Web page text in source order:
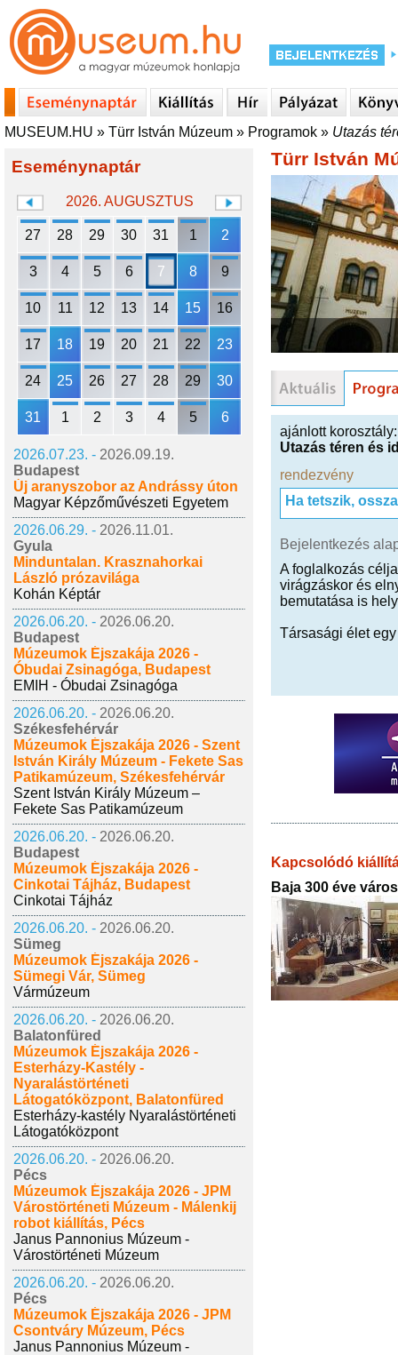
MUSEUM.HU » Türr István Múzeum » Programok » Utazás
Eseménynaptár
2026. AUGUSZTUS
27 28 29 30 31 1 2
3 4 5 6 7 8 9
10 11 12 13 14 15 16
17 18 19 20 21 22 23
24 25 26 27 28 29 30
31 1 2 3 4 5 6
2026.07.23. - 2026.09.19.
Budapest
Új aranyszobor az Andrássy úton
Magyar Képzőművészeti Egyetem
2026.06.29. - 2026.11.01.
Gyula
Minduntalan. Krasznahorkai
László prózavilága
Kohán Képtár
2026.06.20. - 2026.06.20.
Budapest
Múzeumok Éjszakája 2026 -
Óbudai Zsinagóga, Budapest
EMIH - Óbudai Zsinagóga
2026.06.20. - 2026.06.20.
Székesfehérvár
Múzeumok Éjszakája 2026 - Szent
István Király Múzeum - Fekete Sas
Patikamúzeum, Székesfehérvár
Szent István Király Múzeum –
Fekete Sas Patikamúzeum
2026.06.20. - 2026.06.20.
Budapest
Múzeumok Éjszakája 2026 -
Cinkotai Tájház, Budapest
Cinkotai Tájház
2026.06.20. - 2026.06.20.
Sümeg
Múzeumok Éjszakája 2026 -
Sümegi Vár, Sümeg
Vármúzeum
2026.06.20. - 2026.06.20.
Balatonfüred
Múzeumok Éjszakája 2026 -
Esterházy-Kastély -
Nyaralástörténeti
Látogatóközpont, Balatonfüred
Esterházy-kastély Nyaralástörténeti
Látogatóközpont
2026.06.20. - 2026.06.20.
Pécs
Múzeumok Éjszakája 2026 - JPM
Várostörténeti Múzeum - Málenkij
robot kiállítás, Pécs
Janus Pannonius Múzeum -
Várostörténeti Múzeum
2026.06.20. - 2026.06.20.
Pécs
Múzeumok Éjszakája 2026 - JPM
Csontváry Múzeum, Pécs
Janus Pannonius Múzeum -
Türr István
ajánlott
Utazás téren és
rendezvény
Ha tetszik,
Bejelentkezés
A foglalkozás
virágzáskor és
bemutatása is
Társasági élet
Kapcsolódó
Baja 300 éve város